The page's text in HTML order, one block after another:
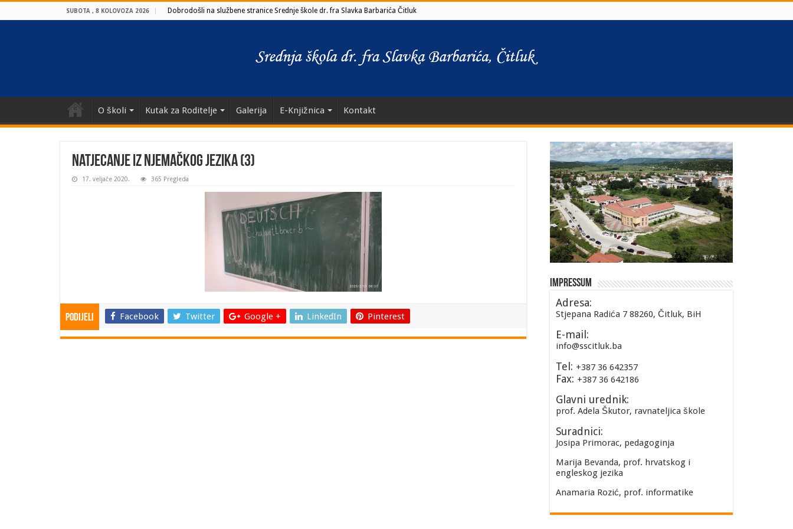
SUBOTA , 8 KOLOVOZA 2026 Dobrodošli na službene stranice Srednje škole dr. fra Slavka Barbarića Čitluk
O školi Kutak za Roditelje Galerija E-Knjižnica Kontakt
Natjecanje iz njemačkog jezika (3)
17. veljače 2020. 365 Pregleda
Podijeli Facebook Twitter Google + LinkedIn Pinterest
Impressum
Adresa:
Stjepana Radića 7 88260, Čitluk, BiH
E-mail:
info@sscitluk.ba
Tel: +387 36 642357
Fax: +387 36 642186
Glavni urednik:
prof. Adela Škutor, ravnateljica škole
Suradnici:
Josipa Primorac, pedagoginja
Marija Bevanda, prof. hrvatskog i
engleskog jezika
Anamaria Rozić, prof. informatike